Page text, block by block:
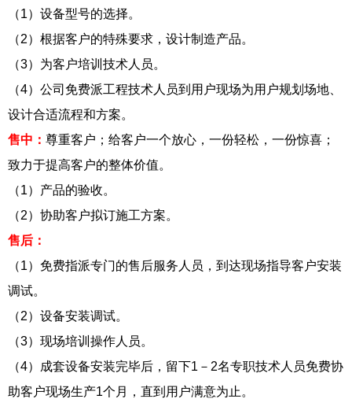
（1）设备型号的选择。
（2）根据客户的特殊要求，设计制造产品。
（3）为客户培训技术人员。
（4）公司免费派工程技术人员到用户现场为用户规划场地、
设计合适流程和方案。
售中： 尊重客户；给客户一个放心，一份轻松，一份惊喜；
致力于提高客户的整体价值。
（1）产品的验收。
（2）协助客户拟订施工方案。
售后：
（1）免费指派专门的售后服务人员，到达现场指导客户安装
调试。
（2）设备安装调试。
（3）现场培训操作人员。
（4）成套设备安装完毕后，留下1－2名专职技术人员免费协
助客户现场生产1个月，直到用户满意为止。